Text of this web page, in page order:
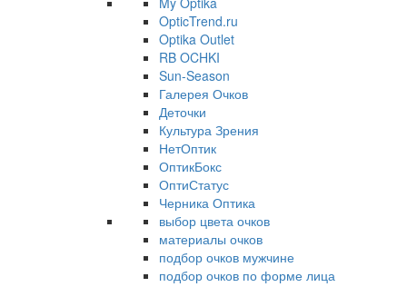
OpticTrend.ru
Optika Outlet
RB OCHKI
Sun-Season
Галерея Очков
Деточки
Культура Зрения
НетОптик
ОптикБокс
ОптиСтатус
Черника Оптика
выбор цвета очков
материалы очков
подбор очков мужчине
подбор очков по форме лица